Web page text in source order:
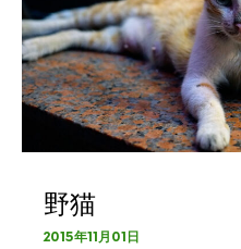
野猫
2015年11月01日